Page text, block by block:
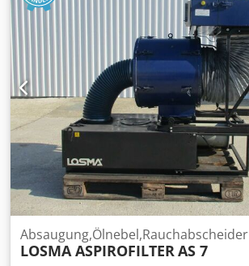
Absaugung,Ölnebel,Rauchabscheider
LOSMA ASPIROFILTERAS 7